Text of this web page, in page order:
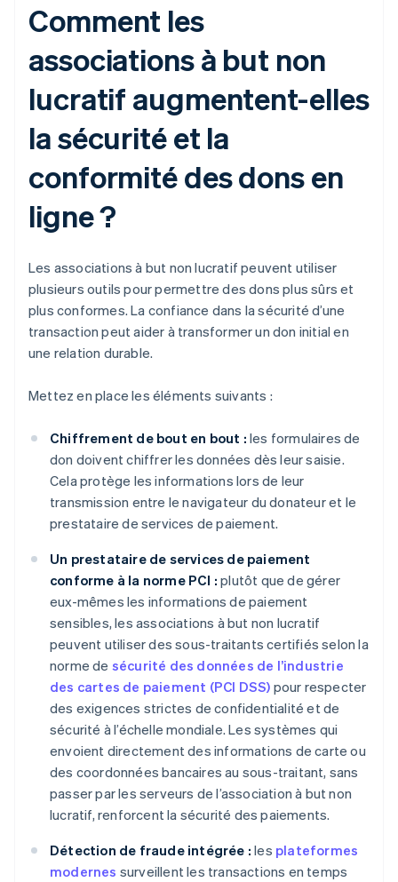
Comment les
associations à but non
lucratif augmentent-elles
la sécurité et la
conformité des dons en
ligne ?
Les associations à but non lucratif peuvent utiliser
plusieurs outils pour permettre des dons plus sûrs et
plus conformes. La confiance dans la sécurité d’une
transaction peut aider à transformer un don initial en
une relation durable.
Mettez en place les éléments suivants :
Chiffrement de bout en bout : les formulaires de
don doivent chiffrer les données dès leur saisie.
Cela protège les informations lors de leur
transmission entre le navigateur du donateur et le
prestataire de services de paiement.
Un prestataire de services de paiement
conforme à la norme PCI : plutôt que de gérer
eux-mêmes les informations de paiement
sensibles, les associations à but non lucratif
peuvent utiliser des sous-traitants certifiés selon la
norme de sécurité des données de l’industrie
des cartes de paiement (PCI DSS) pour respecter
des exigences strictes de confidentialité et de
sécurité à l’échelle mondiale. Les systèmes qui
envoient directement des informations de carte ou
des coordonnées bancaires au sous-traitant, sans
passer par les serveurs de l’association à but non
lucratif, renforcent la sécurité des paiements.
Détection de fraude intégrée : les plateformes
modernes surveillent les transactions en temps